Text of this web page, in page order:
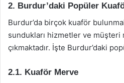
2. Burdur’daki Popüler
Burdur’da birçok kuaför
sundukları hizmetler ve
çıkmaktadır. İşte Burdur’daki
2.1. Kuaför Merve